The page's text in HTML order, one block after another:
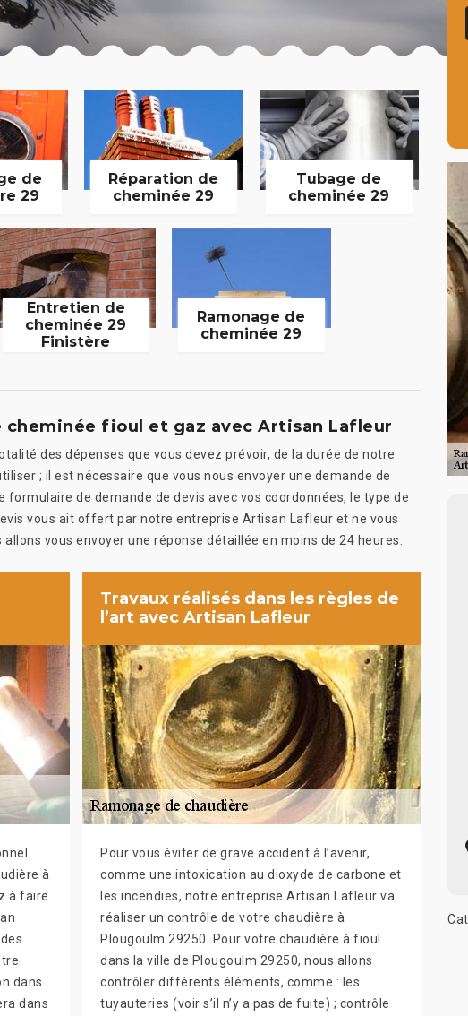
de
29
Réparation de
cheminée 29
Tubage de
cheminée 29
Entretien de
cheminée 29
Finistère
Ramonage de
cheminée 29
fioul et gaz avec Artisan Lafleur
des dépenses que vous devez prévoir, de la durée de notre
; il est nécessaire que vous nous envoyer une demande de
de demande de devis avec vos coordonnées, le type de
vous ait offert par notre entreprise Artisan Lafleur et ne vous
vous envoyer une réponse détaillée en moins de 24 heures.
à
à faire
dans
dans
Travaux réalisés dans les règles de
l’art avec Artisan Lafleur
Pour vous éviter de grave accident à l’avenir,
comme une intoxication au dioxyde de carbone et
les incendies, notre entreprise Artisan Lafleur va
réaliser un contrôle de votre chaudière à
Plougoulm 29250. Pour votre chaudière à fioul
dans la ville de Plougoulm 29250, nous allons
contrôler différents éléments, comme : les
tuyauteries (voir s’il n’y a pas de fuite) ; contrôle